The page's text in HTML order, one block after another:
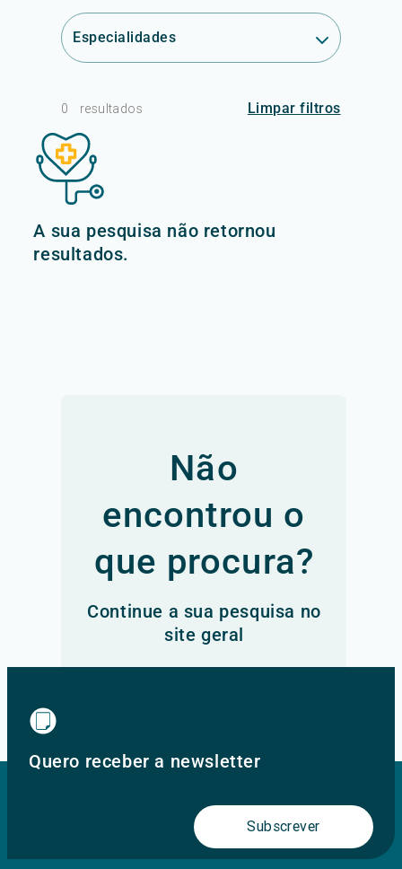
Especialidades
0 resultados Limpar filtros
A sua pesquisa não retornou
resultados.
Não
encontrou o
que procura?
Continue a sua pesquisa no
site geral
Quero receber a newsletter
Subscrever